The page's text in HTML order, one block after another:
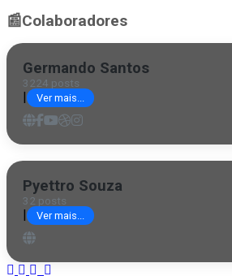
📰Colaboradores
Germando Santos
3224 posts
Ver mais...
Pyettro Souza
32 posts
Ver mais...